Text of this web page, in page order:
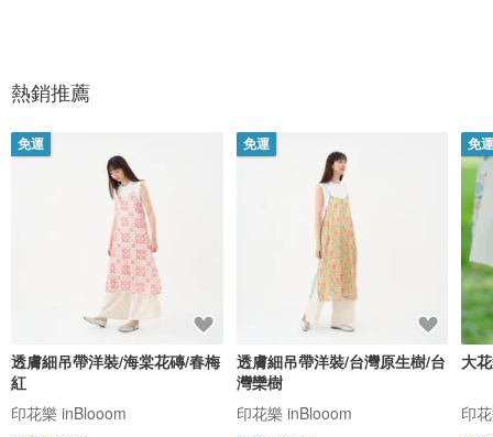
熱銷推薦
免運
透膚細吊帶洋裝/海棠花磚/春梅
紅
印花樂 inBlooom
免運
透膚細吊帶洋裝/台灣原生樹/台
灣欒樹
印花樂 inBlooom
免
大
印